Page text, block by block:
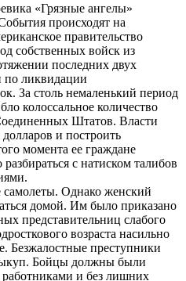
«Грязные ангелы»
происходят на
правительство
собственных войск из
последних двух
по ликвидации
За столь немаленький период
колоссальное количество
Штатов. Власти
и построить
момента ее граждане
с натиском талибов
самолеты. Однако женский
домой. Им было приказано
представительниц слабого
возраста насильно
Безжалостные преступники
Бойцы должны были
и без лишних